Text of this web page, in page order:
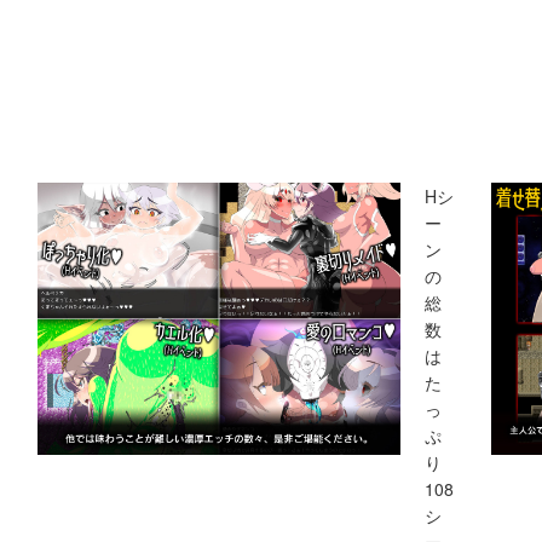
Hシ
ー
ン
の
総
数
は
た
っ
ぷ
り
108
シ